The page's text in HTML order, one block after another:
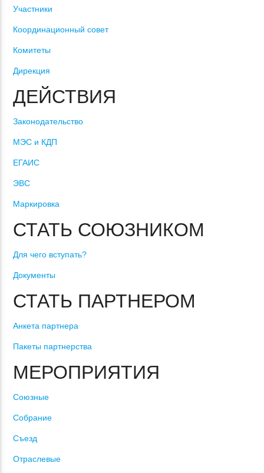
Участники
Координационный совет
Комитеты
Дирекция
ДЕЙСТВИЯ
Законодательство
МЭС и КДП
ЕГАИС
ЭВС
Маркировка
СТАТЬ СОЮЗНИКОМ
Для чего вступать?
Документы
СТАТЬ ПАРТНЕРОМ
Анкета партнера
Пакеты партнерства
МЕРОПРИЯТИЯ
Союзные
Собрание
Съезд
Отраслевые